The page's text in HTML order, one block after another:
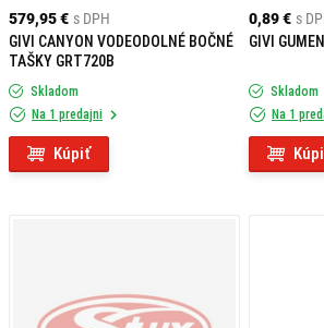
579,95 € s DPH
GIVI CANYON VODEODOLNÉ BOČNÉ
TAŠKY GRT720B
Skladom
Na 1 predajni
Kúpiť
0,89 € s
GIVI
Skladom
Na 1